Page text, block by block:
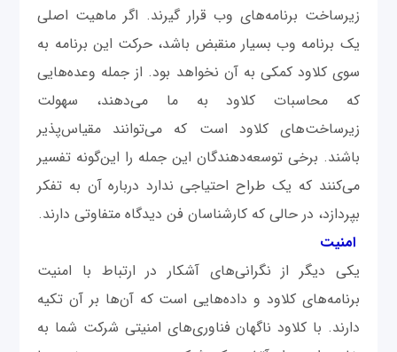
زیرساخت برنامه‌های وب قرار گیرند. اگر ماهیت اصلی
یک برنامه وب بسیار منقبض باشد، حرکت این برنامه به
سوی کلاود کمکی به آن نخواهد بود. از جمله وعده‌هایی
که محاسبات کلاود به ما می‌دهند، سهولت
زیرساخت‌های کلاود است که می‌توانند مقیاس‌پذیر
باشند. برخی توسعه‌دهندگان این جمله را این‌گونه تفسیر
می‌کنند که یک طراح احتیاجی ندارد درباره آن به تفکر
بپردازد، در حالی ‌که کارشناسان فن دیدگاه متفاوتی دارند.
امنیت
یکی دیگر از نگرانی‌های آشکار در ارتباط با امنیت
برنامه‌های کلاود و داده‌هایی است که آن‌ها بر آن تکیه
دارند. با کلاود ناگهان فناوری‌های امنیتی شرکت شما به